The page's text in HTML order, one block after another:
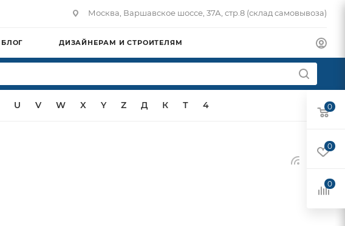
Москва, Варшавское шоссе, 37А, стр.8 (склад самовывоза)
БЛОГ ДИЗАЙНЕРАМ И СТРОИТЕЛЯМ
U V W X Y Z Д К Т 4 0
0
0